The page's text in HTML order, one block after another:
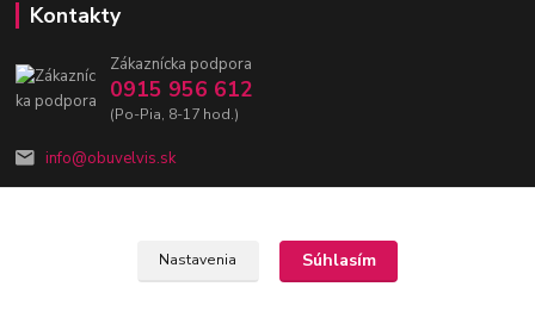
Kontakty
Zákaznícka podpora
0915 956 612
(Po-Pia, 8-17 hod.)
info@obuvelvis.sk
Nastavenia Súhlasím